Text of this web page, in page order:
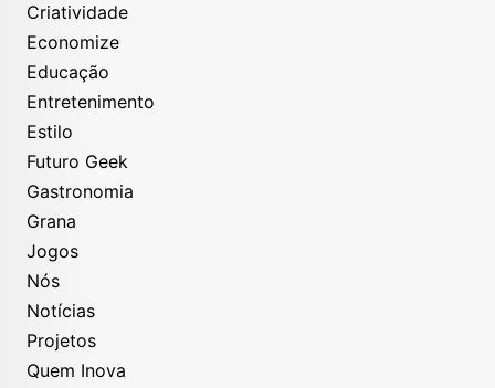
Criatividade
Economize
Educação
Entretenimento
Estilo
Futuro Geek
Gastronomia
Grana
Jogos
Nós
Notícias
Projetos
Quem Inova